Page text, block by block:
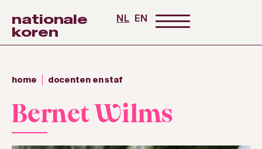
nationale
koren
NL EN
home docenten en staf
Bernet Wilms